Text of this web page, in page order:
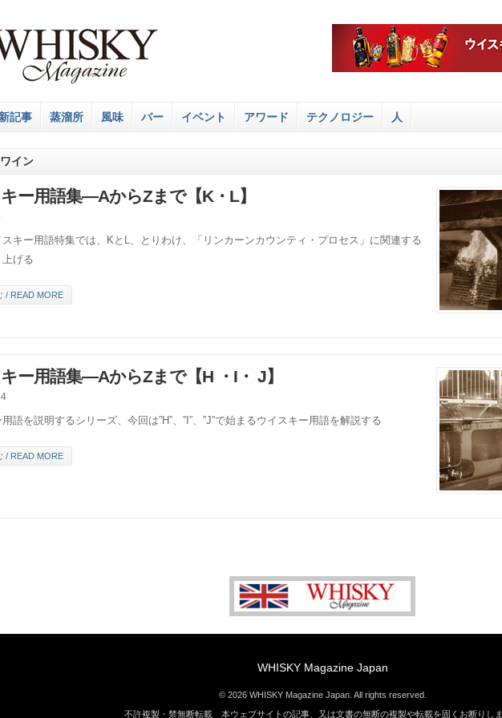
記事 蒸溜所 風味 バー イベント アワード テクノロジー 人
イン
ー用語集―AからZまで【K・L】
キー用語特集では、KとL、とりわけ、「リンカーンカウンティ・プロセス」に関連する
げる
/ READ MORE
ー用語集―AからZまで【H ・I・ J】
語を説明するシリーズ、今回は”H”、”I”、”J”で始まるウイスキー用語を解説する
/ READ MORE
WHISKY Magazine Japan
© 2026 WHISKY Magazine Japan. All rights reserved.
不許複製・禁無断転載 本ウェブサイトの記事、又は文書の無断の複製や転載を固くお断りし